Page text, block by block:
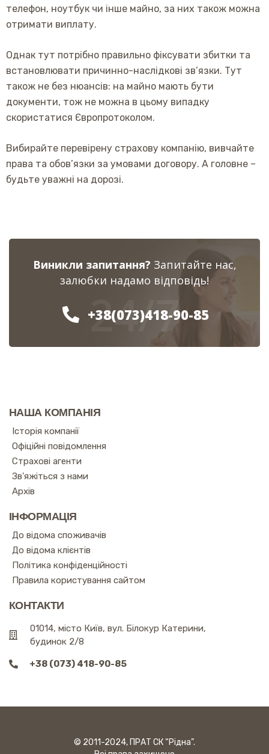
телефон, ноутбук чи інше майно, за них також можна
отримати виплату.
Однак тут потрібно правильно фіксувати збитки та
встановлювати причинно-наслідкові зв’язки. Тут
також не без нюансів: на майно мають бути
документи, тож не можна в цьому випадку
скористатися Європротоколом.
Вибирайте перевірену страхову компанію, вивчайте
права та обов’язки за умовами договору. А головне –
будьте уважні на дорозі.
Виникли запитання? Запитайте нас,
залюбки надамо відповідь!
+38(073)418-90-85
24/7
НАША КОМПАНІЯ
Історія компанії
Офіційні повідомлення
Страхові агенти
Зв'яжіться з нами
Архів
ІНФОРМАЦІЯ
До відома споживачів
До відома клієнтів
Політика конфіденційності
Правила користування сайтом
КОНТАКТИ
01014, місто Київ, вул. Білокур Катерини,
будинок 2/8
+38 (073) 418-90-85
© 2011-2024, ПРАТ СК “Рідна”.